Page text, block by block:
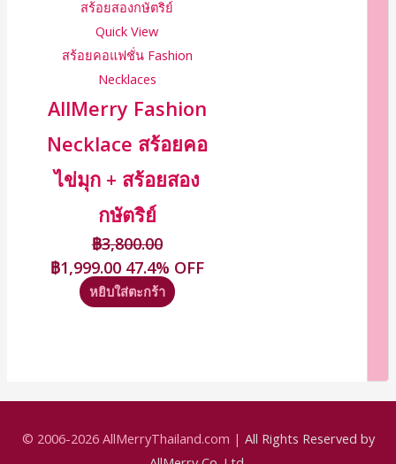
Quick View
สร้อยคอแฟชั่น Fashion
Necklaces
AllMerry Fashion
Necklace สร้อยคอ
ไข่มุก + สร้อยสอง
กษัตริย์
฿3,800.00
฿1,999.00 47.4% OFF
หยิบใส่ตะกร้า
© 2006-2026 AllMerryThailand.com | All Rights Reserved by